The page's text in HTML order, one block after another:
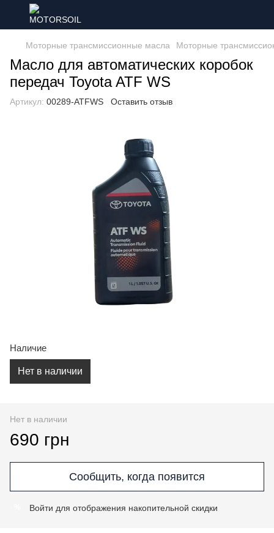
Моторные трансмиссионные масла Моторные
Масло для автоматических коробок
передач Toyota ATF WS
Артикул: 00289-ATFWS Оставить отзыв
Наличие
Нет в наличии
Нет в наличии
690 грн
Сообщить, когда появится
Войти для отображения накопительной скидки